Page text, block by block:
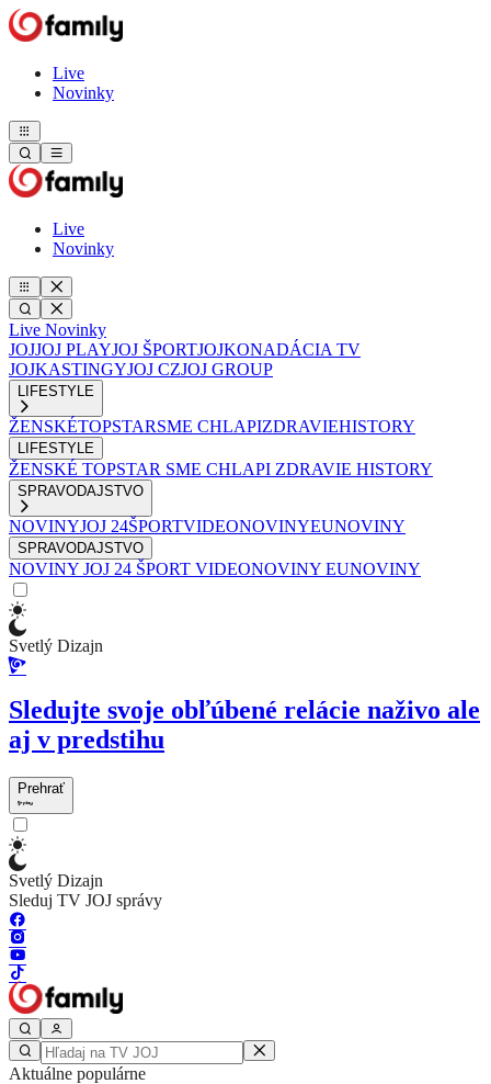
Live
Novinky
Live
Novinky
Live Novinky
JOJJOJ PLAYJOJ ŠPORTJOJKONADÁCIA TV
JOJKASTINGYJOJ CZJOJ GROUP
LIFESTYLE
ŽENSKÉTOPSTARSME CHLAPIZDRAVIEHISTORY
LIFESTYLE
ŽENSKÉ TOPSTAR SME CHLAPI ZDRAVIE HISTORY
SPRAVODAJSTVO
NOVINYJOJ 24ŠPORTVIDEONOVINYEUNOVINY
SPRAVODAJSTVO
NOVINY JOJ 24 ŠPORT VIDEONOVINY EUNOVINY
Svetlý Dizajn
Sledujte svoje obľúbené relácie naživo ale
aj v predstihu
Prehrať
Svetlý Dizajn
Sleduj TV JOJ správy
Aktuálne populárne